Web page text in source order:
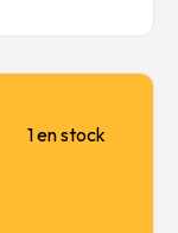
1 en stock